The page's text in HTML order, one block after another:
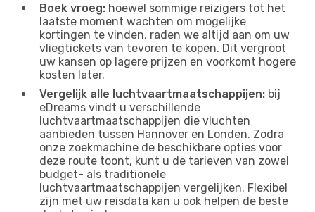
Boek vroeg: hoewel sommige reizigers tot het
laatste moment wachten om mogelijke
kortingen te vinden, raden we altijd aan om uw
vliegtickets van tevoren te kopen. Dit vergroot
uw kansen op lagere prijzen en voorkomt hogere
kosten later.
Vergelijk alle luchtvaartmaatschappijen: bij
eDreams vindt u verschillende
luchtvaartmaatschappijen die vluchten
aanbieden tussen Hannover en Londen. Zodra
onze zoekmachine de beschikbare opties voor
deze route toont, kunt u de tarieven van zowel
budget- als traditionele
luchtvaartmaatschappijen vergelijken. Flexibel
zijn met uw reisdata kan u ook helpen de beste